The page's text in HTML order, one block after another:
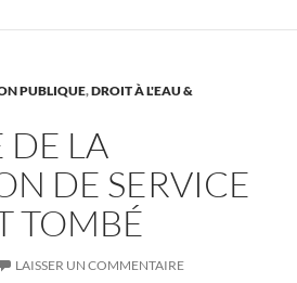
PUBLIQUE,DROIT À L'EAU &
DE LA
DE SERVICE
TOMBÉ
LAISSER UN COMMENTAIRE